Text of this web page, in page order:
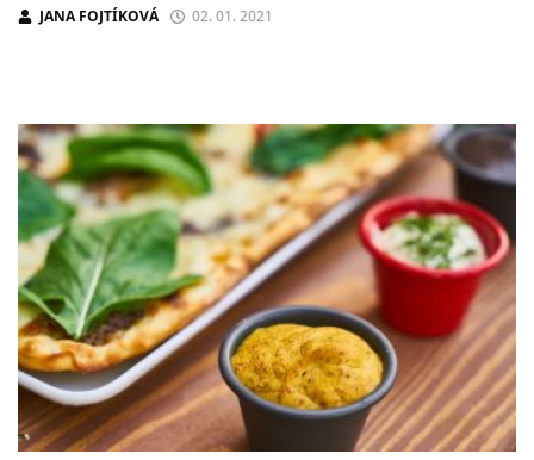
JANA FOJTÍKOVÁ 02. 01. 2021